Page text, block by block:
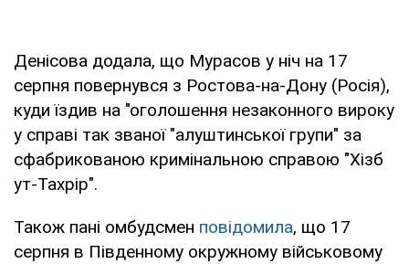
Денісова додала, що Мурасов у ніч на 17
серпня повернувся з Ростова-на-Дону (Росія),
куди їздив на "оголошення незаконного вироку
у справі так званої "алуштинської групи" за
сфабрикованою кримінальною справою "Хізб
ут-Тахрір".
Також пані омбудсмен повідомила, що 17
серпня в Південному окружному військовому